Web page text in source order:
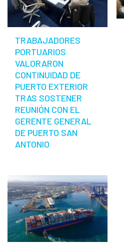
TRABAJADORES
PORTUARIOS
VALORARON
CONTINUIDAD DE
PUERTO EXTERIOR
TRAS SOSTENER
REUNIÓN CON EL
GERENTE GENERAL
DE PUERTO SAN
ANTONIO